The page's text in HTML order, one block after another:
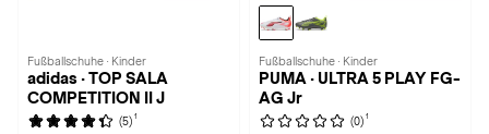
Fußballschuhe · Kinder
adidas · TOP SALA
COMPETITION II J
(5) 1
Fußballschuhe · Kinder
PUMA · ULTRA 5 PLAY FG-
AG Jr
(0) 1